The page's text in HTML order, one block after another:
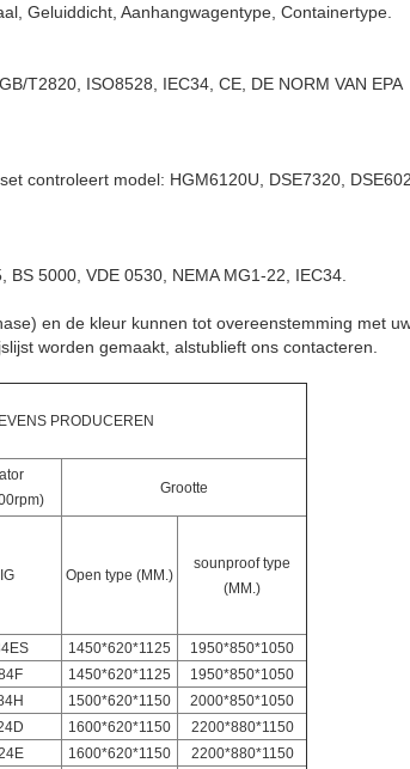
Geluiddicht, Aanhangwagentype, Containertype.
T2820, ISO8528, IEC34, CE, DE NORM VAN EPA
controleert model: HGM6120U, DSE7320,
5000, VDE 0530, NEMA MG1-22, IEC34.
en de kleur kunnen tot overeenstemming met
worden gemaakt, alstublieft ons contacteren.
PRODUCEREN
Grootte
Open type (MM.)
sounproof type
(MM.)
1450*620*1125
1950*850*1050
1450*620*1125
1950*850*1050
1500*620*1150
2000*850*1050
1600*620*1150
2200*880*1150
1600*620*1150
2200*880*1150